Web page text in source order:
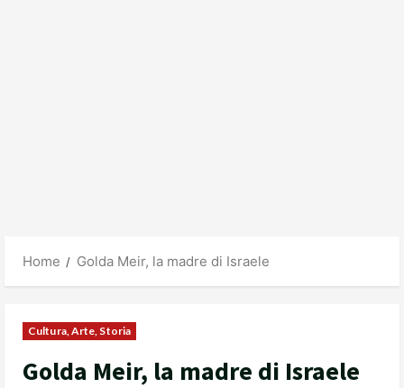
Home Golda Meir, la madre di Israele
Cultura, Arte, Storia
Golda Meir, la madre di Israele